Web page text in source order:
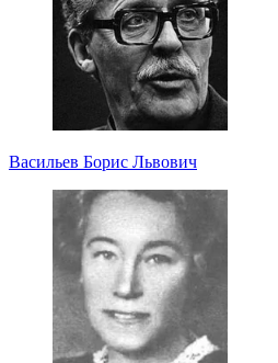
Васильев Борис Львович